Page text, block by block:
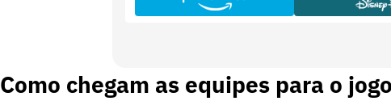
Como chegam as equipes para o